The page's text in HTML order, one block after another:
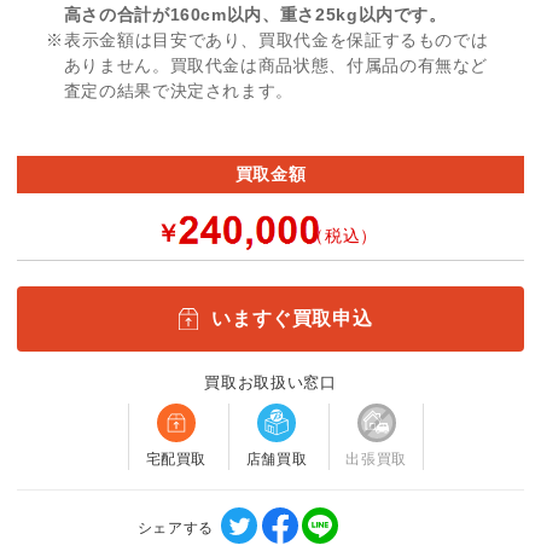
高さの合計が160cm以内、重さ25kg以内です。
※表示金額は目安であり、買取代金を保証するものでは
ありません。買取代金は商品状態、付属品の有無など
査定の結果で決定されます。
買取金額
￥ （税込）
いますぐ買取申込
買取お取扱い窓口
宅配買取 店舗買取 出張買取
シェアする